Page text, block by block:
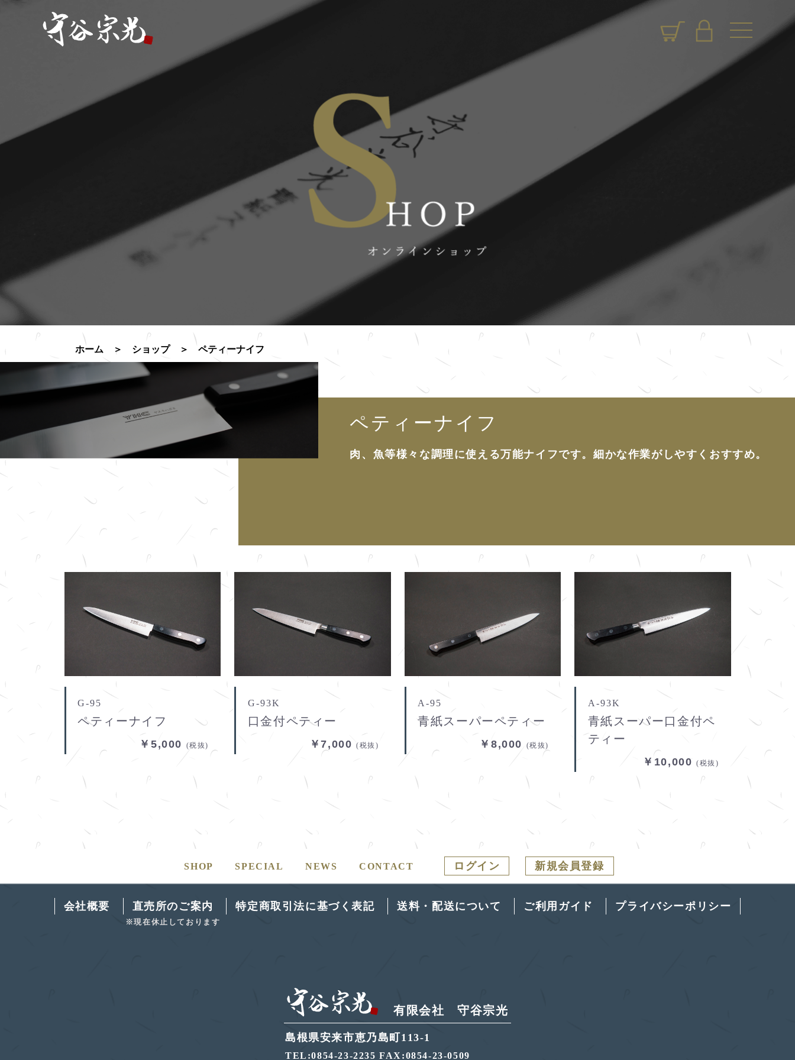
ホーム ＞ ショップ ＞ ペティーナイフ
ペティーナイフ
肉、魚等様々な調理に使える万能ナイフです。細かな作業がしやすくおすすめ。
G-95
ペティーナイフ
￥5,000 (税抜)
G-93K
口金付ペティー
￥7,000(税抜)
A-95
青紙スーパーペティー
￥8,000 (税抜)
A-93K
青紙スーパー口金付ペ
ティー
￥10,000(税抜)
SHOP SPECIAL NEWS CONTACT ログイン 新規会員登録
会社概要 直売所のご案内
※現在休止しております
特定商取引法に基づく表記 送料・配送について ご利用ガイド プライバシーポリシー
有限会社 守谷宗光
島根県安来市恵乃島町113-1
TEL:0854-23-2235 FAX:0854-23-0509